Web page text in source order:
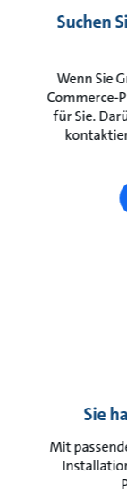
Suchen
Wenn Sie
Commerce-
für Sie.
Sie
Mit